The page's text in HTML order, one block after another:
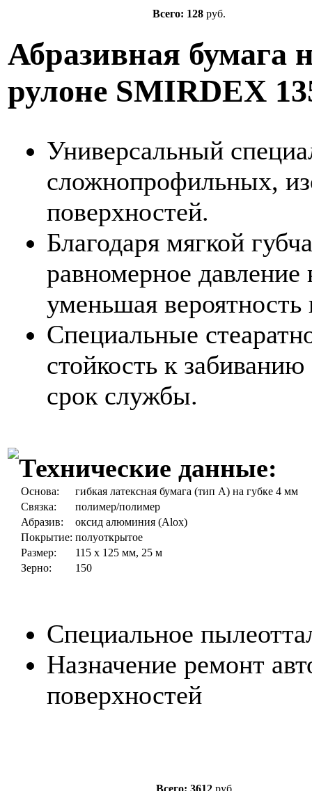
Всего: 128 руб.
Абразивная бумага
рулоне SMIRDEX
Универсальный
сложнопрофильных,
поверхностей.
Благодаря мягкой
равномерное
уменьшая
Специальные
стойкость к
срок службы.
Технические данные:
Основа:
гибкая латексная бумага (тип А) на губке 4 мм
Связка:
полимер/полимер
Абразив:
оксид алюминия (Alox)
Покрытие: полуоткрытое
Размер:
115 x 125 мм, 25 м
Зерно:
150
Специальное
Назначение ремонт
поверхностей
Всего: 3612 руб.